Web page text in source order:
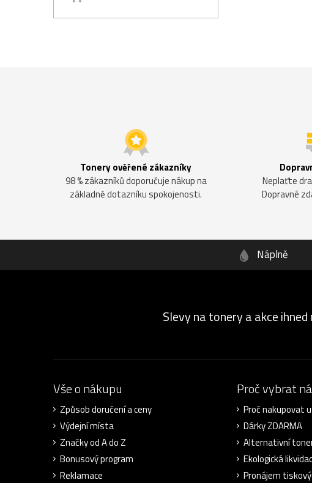
Tonery ověřené zákazníky
98 % zákazníků doporučuje nákup na
základně dotazníku spokojenosti.
Neplaťte
Dopravné
Náplně
Slevy na tonery a akce
Vše o nákupu
Způsob doručení a ceny
Výdejní místa
Značky od A do Z
Bonusový program
Reklamace
Proč vybrat
Proč nakupovat
Dárky ZDARMA
Alternativní
Ekologická
Pronájem